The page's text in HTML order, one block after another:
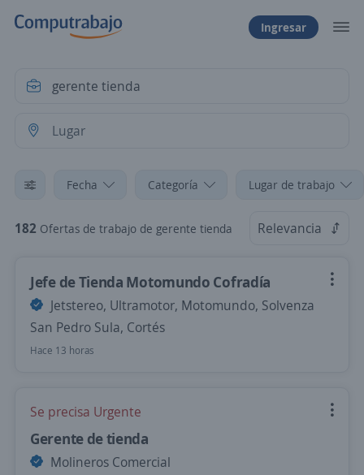
Ingresar
Fecha Categoría Lugar de trabajo
182 Ofertas de trabajo de gerente tienda Relevancia
Jefe de Tienda Motomundo Cofradía
Jetstereo, Ultramotor, Motomundo, Solvenza
San Pedro Sula, Cortés
Hace 13 horas
Se precisa Urgente
Gerente de tienda
Molineros Comercial